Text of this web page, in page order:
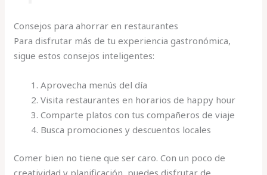
Consejos para ahorrar en restaurantes
Para disfrutar más de tu experiencia gastronómica,
sigue estos consejos inteligentes:
Aprovecha menús del día
Visita restaurantes en horarios de happy hour
Comparte platos con tus compañeros de viaje
Busca promociones y descuentos locales
Comer bien no tiene que ser caro. Con un poco de